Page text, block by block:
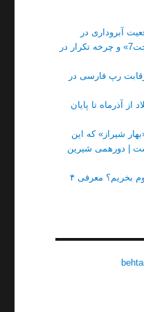
آبروداری در
خواستگاری: شباهت با «پایتخت7» و چرخه تکرار در
رپ فارسی در
از آذرماه تا پایان
شیراز» که این
| دورهمی شیرین
از کجا اکانت اسپاتیفای پرمیوم بخریم؟ معرفی ۴